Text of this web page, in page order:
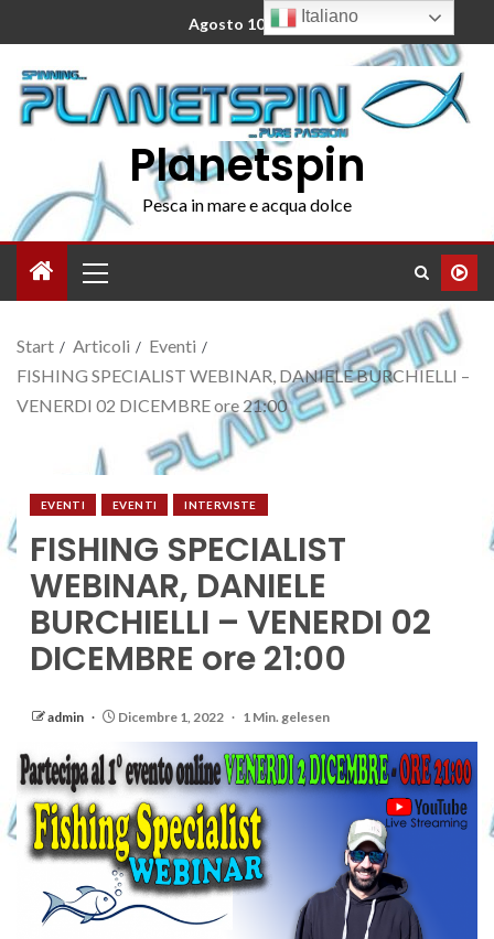
Agosto 10, 2026
Planetspin
Pesca in mare e acqua dolce
Start Articoli
Eventi
FISHING SPECIALIST WEBINAR, DANIELE BURCHIELLI –
VENERDI 02 DICEMBRE ore 21:00
EVENTI EVENTI INTERVISTE
FISHING SPECIALIST
WEBINAR, DANIELE
BURCHIELLI – VENERDI 02
DICEMBRE ore 21:00
admin Dicembre 1, 2022 1 Min. gelesen
Italiano